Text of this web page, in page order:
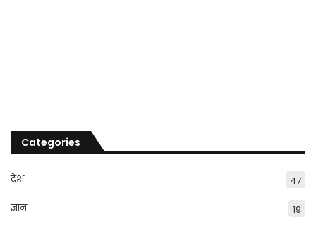
Categories
देश 47
ज्ञान 19